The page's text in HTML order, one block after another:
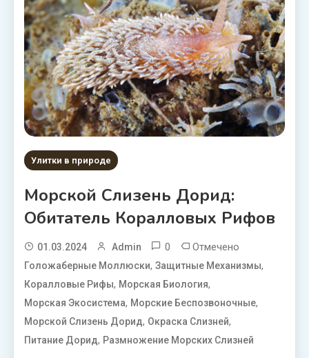
Улитки в природе
Морской Слизень Дорид:
Обитатель Коралловых Рифов
01.03.2024 Admin 0 Отмечено
Голожаберные Моллюски, Защитные Механизмы,
Коралловые Рифы, Морская Биология,
Морская Экосистема, Морские Беспозвоночные,
Морской Слизень Дорид, Окраска Слизней,
Питание Дорид, Размножение Морских Слизней